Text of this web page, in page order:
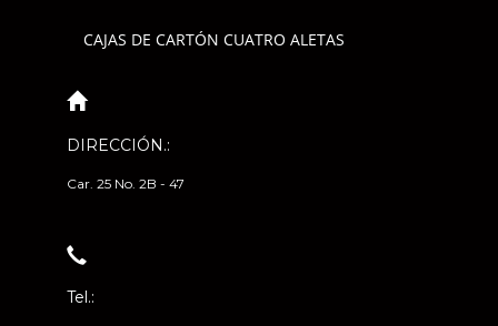
CAJAS DE CARTÓN CUATRO ALETAS
DIRECCIÓN.:
Car. 25 No. 2B - 47
Tel.: